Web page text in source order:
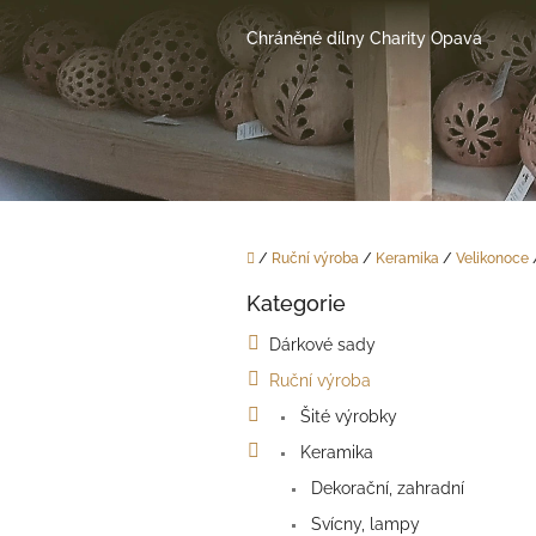
na
obsah
Chráněné dílny Charity Opava
Domů
/ Ruční výroba / Keramika / Velikonoce
Přeskočit
Kategorie
Dárkové sady
Ruční výroba
Šité výrobky
Keramika
Dekorační, zahradní
Svícny, lampy